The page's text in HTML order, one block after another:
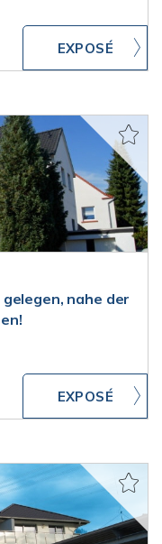
nahe der